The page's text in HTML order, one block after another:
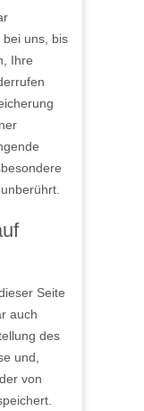
uns, bis
Ihre
Seite
auch
des
und,
von